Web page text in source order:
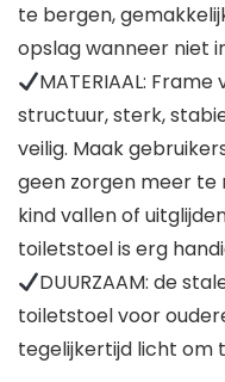
te bergen,
opslag wanneer niet
MATERIAAL:
structuur, sterk,
veilig. Maak
geen zorgen meer te
kind vallen of
toiletstoel is erg
DUURZAAM: de
toiletstoel voor
tegelijkertijd licht om